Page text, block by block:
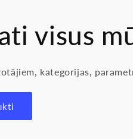
visus
kategorijas,